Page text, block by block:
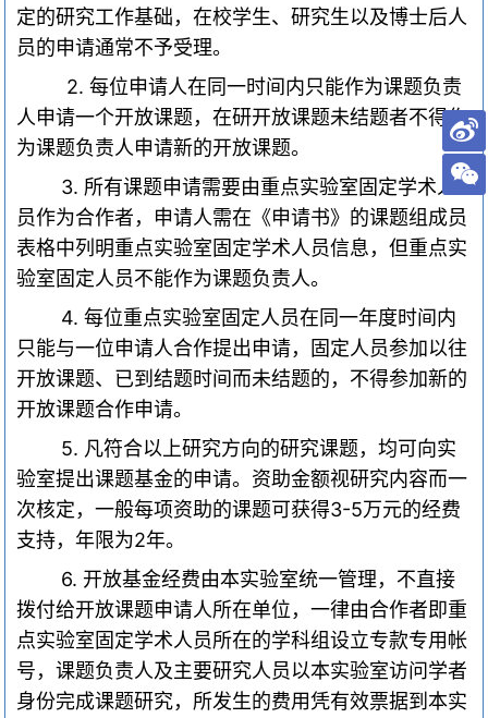
定的研究工作基础，在校学生、研究生以及博士后人
员的申请通常不予受理。
2. 每位申请人在同一时间内只能作为课题负责
人申请一个开放课题，在研开放课题未结题者不得作
为课题负责人申请新的开放课题。
3. 所有课题申请需要由重点实验室固定学术人
员作为合作者，申请人需在《申请书》的课题组成员
表格中列明重点实验室固定学术人员信息，但重点实
验室固定人员不能作为课题负责人。
4. 每位重点实验室固定人员在同一年度时间内
只能与一位申请人合作提出申请，固定人员参加以往
开放课题、已到结题时间而未结题的，不得参加新的
开放课题合作申请。
5. 凡符合以上研究方向的研究课题，均可向实
验室提出课题基金的申请。资助金额视研究内容而一
次核定，一般每项资助的课题可获得3-5万元的经费
支持，年限为2年。
6. 开放基金经费由本实验室统一管理，不直接
拨付给开放课题申请人所在单位，一律由合作者即重
点实验室固定学术人员所在的学科组设立专款专用帐
号，课题负责人及主要研究人员以本实验室访问学者
身份完成课题研究，所发生的费用凭有效票据到本实